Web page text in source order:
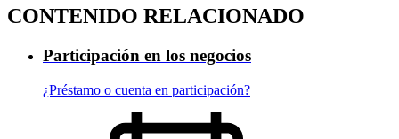
CONTENIDO RELACIONADO
Participación en los negocios
¿Préstamo o cuenta en participación?